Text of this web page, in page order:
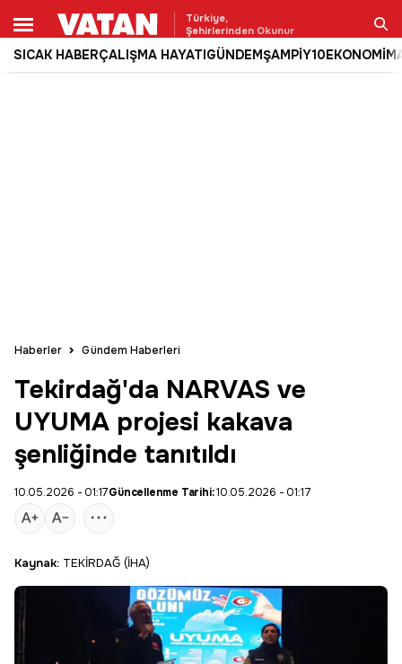
Türkiye,
Şehirlerinden Okunur
SICAK HABERÇALIŞMA HAYATIGÜNDEMŞAMPİY10EKONOMİ
Ara
Haberler Gündem Haberleri
Tekirdağ'da NARVAS ve
UYUMA projesi kakava
şenliğinde tanıtıldı
10.05.2026 - 01:17Güncellenme Tarihi:10.05.2026 - 01:17
Kaynak: TEKİRDAĞ (İHA)